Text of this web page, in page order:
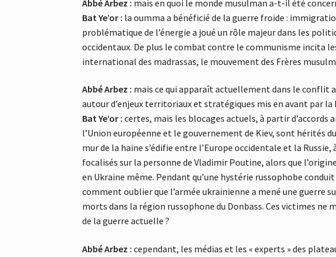
Abbé Arbez : mais en quoi le monde musulman a-t-il été
Bat Ye’or : la oumma a bénéficié de la guerre froide :
problématique de l’énergie a joué un rôle majeur dans les
occidentaux. De plus le combat contre le communisme incita
international des madrassas, le mouvement des Frères
Abbé Arbez : mais ce qui apparaît actuellement dans le conflit
autour d’enjeux territoriaux et stratégiques mis en avant par la
Bat Ye’or : certes, mais les blocages actuels, à partir d’accords
l’Union européenne et le gouvernement de Kiev, sont hérités
mur de la haine s’édifie entre l’Europe occidentale et la
focalisés sur la personne de Vladimir Poutine, alors que
en Ukraine même. Pendant qu’une hystérie russophobe
comment oublier que l’armée ukrainienne a mené une guerre
morts dans la région russophone du Donbass. Ces victimes
de la guerre actuelle ?
Abbé Arbez : cependant, les médias et les « experts » des